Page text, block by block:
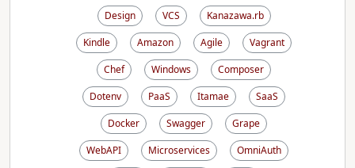
Design
VCS
Kanazawa.rb
Kindle
Amazon Agile
Vagrant
Chef
Windows
Composer
Dotenv
PaaS Itamae
SaaS
Docker
Swagger
Grape
WebAPI
Microservices
OmniAuth